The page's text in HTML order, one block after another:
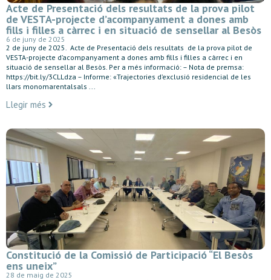
Acte de Presentació dels resultats de la prova pilot
de VESTA-projecte d’acompanyament a dones amb
fills i filles a càrrec i en situació de sensellar al Besòs
6 de juny de 2025
2 de juny de 2025. Acte de Presentació dels resultats de la prova pilot de
VESTA-projecte d’acompanyament a dones amb fills i filles a càrrec i en
situació de sensellar al Besòs. Per a més informació: – Nota de premsa:
https://bit.ly/3CLLdza – Informe: «Trajectories d’exclusió residencial de les
llars monomarentalsals ...
Llegir més
Constitució de la Comissió de Participació “El Besòs
ens uneix”
28 de maig de 2025